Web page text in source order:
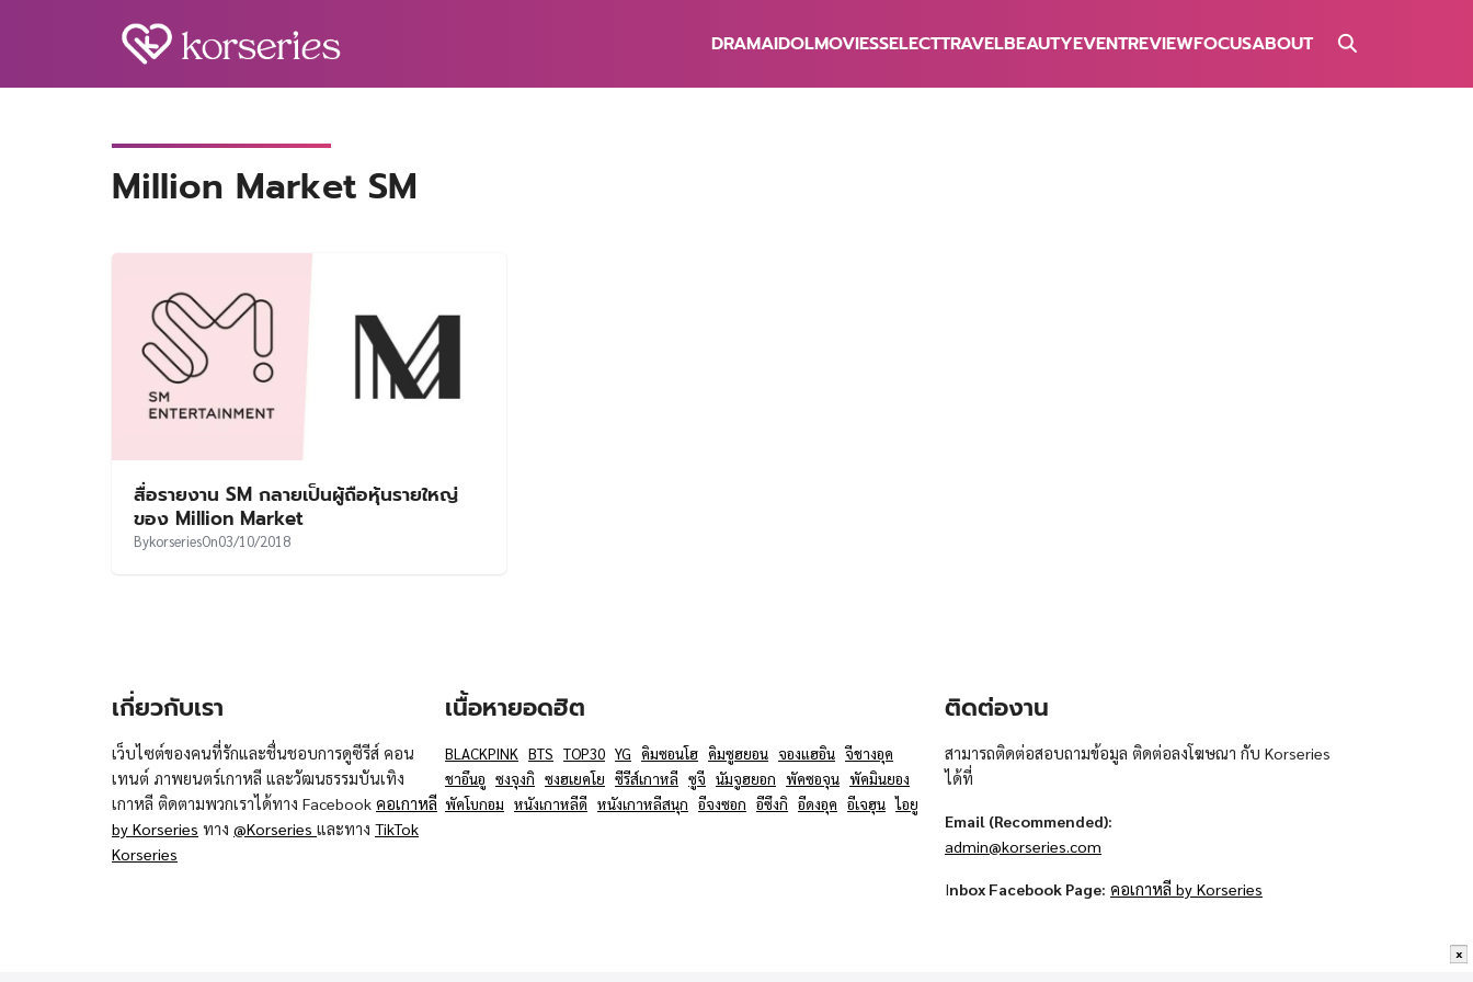
x
DRAMAIDOLMOVIESSELECTTRAVELBEAUTYEVENTREVIEWFOCUSABOUT
Million Market SM
สื่อรายงาน SM กลายเป็นผู้ถือหุ้นรายใหญ่
ของ Million Market
BykorseriesOn03/10/2018
เกี่ยวกับเรา
เว็บไซต์ของคนที่รักและชื่นชอบการดูซีรีส์ คอน
เทนต์ ภาพยนตร์เกาหลี และวัฒนธรรมบันเทิง
เกาหลี ติดตามพวกเราได้ทาง Facebook คอเกาหลี
by Korseries ทาง @Korseries และทาง TikTok
Korseries
เนื้อหายอดฮิต
BLACKPINK BTS TOP30 YG คิมซอนโฮ คิมซูฮยอน จองแฮอิน จีชางอุค
ชาอึนอู ซงจุงกิ ซงฮเยคโย ซีรีส์เกาหลี ซูจี นัมจูฮยอก พัคซอจุน พัคมินยอง
พัคโบกอม หนังเกาหลีดี หนังเกาหลีสนุก อีจงซอก อีซึงกิ อีดงอุค อีเจฮุน ไอยู
ติดต่องาน
สามารถติดต่อสอบถามข้อมูล ติดต่อลงโฆษณา กับ Korseries
ได้ที่
Email (Recommended):
admin@korseries.com
Inbox Facebook Page: คอเกาหลี by Korseries